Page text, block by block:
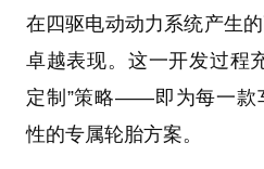
在四驱电动动力系统产生
卓越表现。这一开发过程
定制”策略——即为每一款
性的专属轮胎方案。